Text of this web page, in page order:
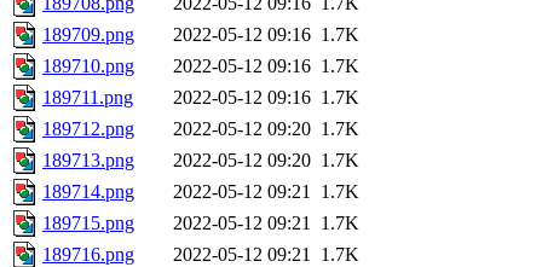
189709.png
2022-05-12 09:16 1.7K
189710.png
2022-05-12 09:16 1.7K
189711.png
2022-05-12 09:16 1.7K
189712.png
2022-05-12 09:20 1.7K
189713.png
2022-05-12 09:20 1.7K
189714.png
2022-05-12 09:21 1.7K
189715.png
2022-05-12 09:21 1.7K
189716.png
2022-05-12 09:21 1.7K